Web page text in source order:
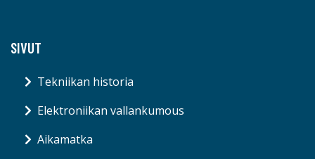
SIVUT
Tekniikan historia
Elektroniikan vallankumous
Aikamatka